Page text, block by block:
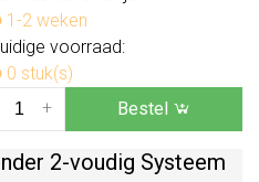
1-2 weken
voorraad:
0 stuk(s)
+ Bestel
2-voudig Systeem